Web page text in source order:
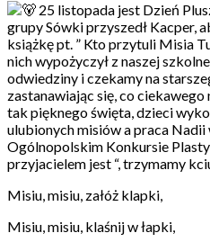
25 listopada jest Dzień
grupy Sówki przyszedł Kacper,
książkę pt. ” Kto przytuli Misia
nich wypożyczył z naszej
odwiedziny i czekamy na
zastanawiając się, co ciekawego
tak pięknego święta, dzieci
ulubionych misiów a praca Nadii
Ogólnopolskim Konkursie
przyjacielem jest “, trzymamy
Misiu, misiu, załóż klapki,
Misiu, misiu, klaśnij w łapki,